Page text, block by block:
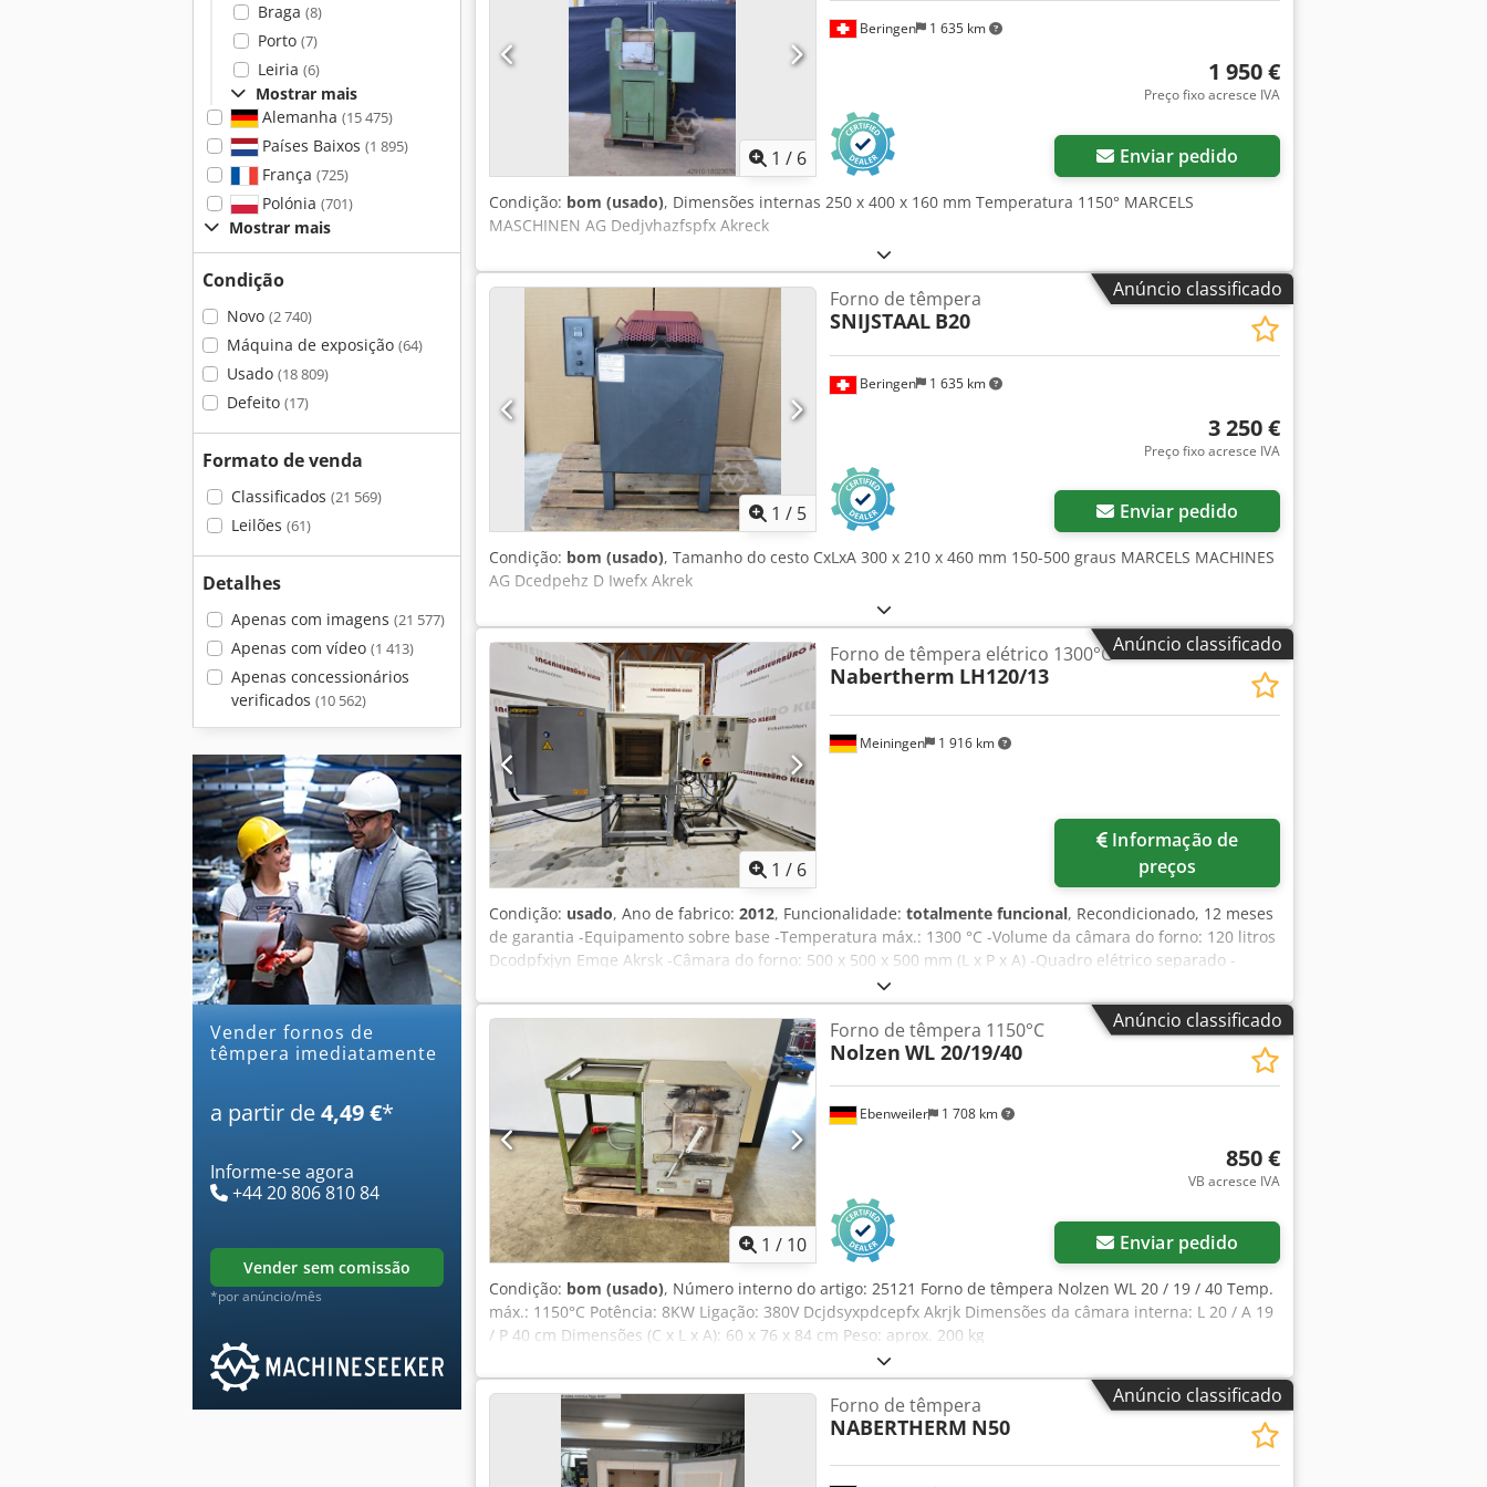
Braga (8)
Porto (7)
Leiria (6)
Mostrar mais
Alemanha (15 475)
Países Baixos (1 895)
França (725)
Polónia (701)
Mostrar mais
Condição
Novo (2 740)
Máquina de exposição (64)
Usado (18 809)
Defeito (17)
Formato de venda
Classificados (21 569)
Leilões (61)
Detalhes
Apenas com imagens (21 577)
Apenas com vídeo (1 413)
Apenas concessionários
verificados (10 562)
Vender fornos de
têmpera imediatamente
a partir de4,49 €*
Informe-se agora
+44 20 806 810 84
vender sem comissão
*por anúncio/mês
1 / 6
Beringen 1 635 km
1 950 €
Preço fixo acresce IVA
Enviar pedido
Condição: bom (usado), Dimensões internas 250 x 400 x 160 mm Temperatura 1150° MARCELS
MASCHINEN AG Dedjvhazfspfx Akreck
Anúncio classificado
1 / 5
Beringen 1 635 km
Forno de têmpera
SNIJSTAAL B20
3 250 €
Preço fixo acresce IVA
Enviar pedido
Condição: bom (usado), Tamanho do cesto CxLxA 300 x 210 x 460 mm 150-500 graus MARCELS MACHINES
AG Dcedpehz D Iwefx Akrek
Anúncio classificado
1 / 6
Meiningen 1 916 km
Forno de têmpera elétrico 1300°C
Nabertherm LH120/13
preços
Condição: usado, Ano de fabrico: 2012, Funcionalidade: totalmente funcional, Recondicionado, 12 meses
de garantia -Equipamento sobre base -Temperatura máx.: 1300 °C -Volume da câmara do forno: 120 litros
Dcodpfxjyn Emqe Akrsk -Câmara do forno: 500 x 500 x 500 mm (L x P x A) -Quadro elétrico separado -
Eurotherm 3504 -Porta basculante paralela para abertura em estado quente -Ranhura na gola do forno
inferior direita (para adaptação de alimentação de CO2 e N2 em caixa de gaseificação, não incluída!) -
Potência: 15 kW -Ligação: 400V 3/N/PE 50 Hz -Peso próprio: 410 kg -Documentação, declaração CE Forno,
fornos, forno industrial, forno de recozimento, forno de tratamento térmico, forno de câmara,
Anúncio classificado
1 / 10
Ebenweiler 1 708 km
Forno de têmpera 1150°C
Nolzen WL 20/19/40
850 €
VB acresce IVA
Enviar pedido
Condição: bom (usado), Número interno do artigo: 25121 Forno de têmpera Nolzen WL 20 / 19 / 40 Temp.
máx.: 1150°C Potência: 8KW Ligação: 380V Dcjdsyxpdcepfx Akrjk Dimensões da câmara interna: L 20 / A 19
/ P 40 cm Dimensões (C x L x A): 60 x 76 x 84 cm Peso: aprox. 200 kg
Anúncio classificado
Forno de têmpera
NABERTHERM N50